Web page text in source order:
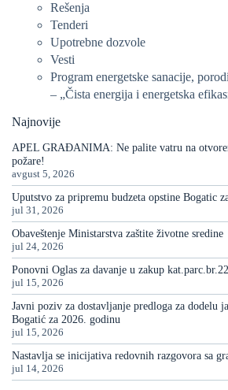
Rešenja
Tenderi
Upotrebne dozvole
Vesti
Program energetske sanacije,
– „Čista energija i energetska
Najnovije
APEL GRAĐANIMA: Ne palite vatru na
požare!
avgust 5, 2026
Uputstvo za pripremu budzeta opstine Bogatic
jul 31, 2026
Obaveštenje Ministarstva zaštite životne sredine
jul 24, 2026
Ponovni Oglas za davanje u zakup
jul 15, 2026
Javni poziv za dostavljanje predloga za dodelu
Bogatić za 2026. godinu
jul 15, 2026
Nastavlja se inicijativa redovnih razgovora sa
jul 14, 2026